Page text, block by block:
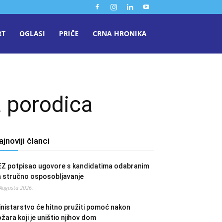
OGLASI PRIČE CRNA HRONIKA
porodica
članci
potpisao ugovore s kandidatima odabranim
stručno osposobljavanje
2026.
će hitno pružiti pomoć nakon
koji je uništio njihov dom